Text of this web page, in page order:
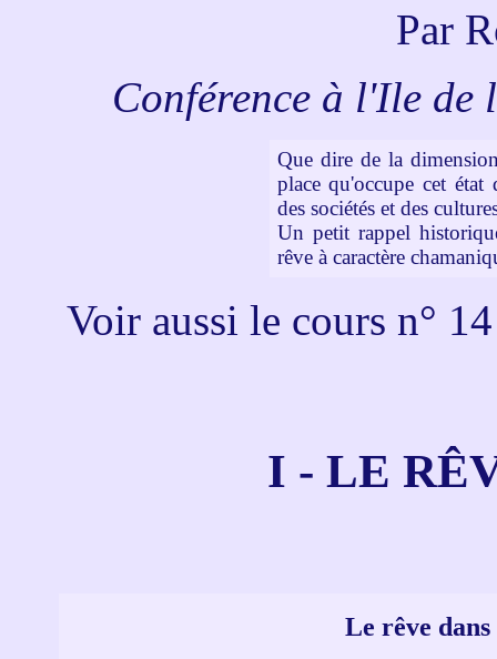
Par
Conférence à l'Ile de
Que dire de la
place qu'occupe cet
des sociétés et des
Un petit rappel
rêve à caractère
Voir aussi le cours n°
I - LE
Le rêve